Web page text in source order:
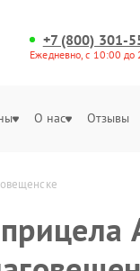
+7 (800) 301-
Ежедневно, с 10:00 до
О нас Отзывы